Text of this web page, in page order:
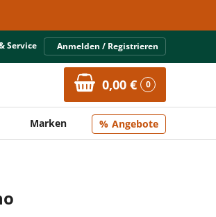
Service Anmelden / Registrieren
0,00 € 0
Marken Angebote